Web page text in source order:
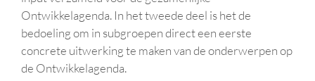
Ontwikkelagenda. In het tweede deel is het de
bedoeling om in subgroepen direct een eerste
concrete uitwerking te maken van de onderwerpen op
de Ontwikkelagenda.